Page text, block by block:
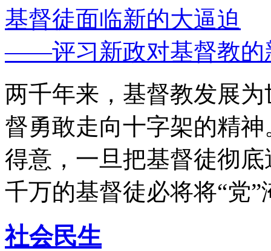
基督徒面临新的大逼迫
——评习新政对基督教的
两千年来，基督教发展
督勇敢走向十字架的精
得意，一旦把基督徒彻
千万的基督徒必将将“党”
社会民生